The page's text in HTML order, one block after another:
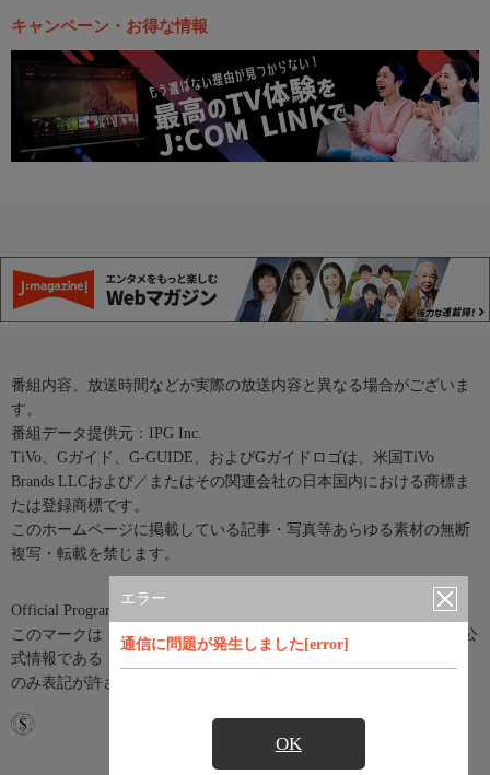
エラー
通信に問題が発生しました[error]
OK
キャンペーン・お得な情報
番組内容、放送時間などが実際の放送内容と異なる場合がございま
す。
番組データ提供元：IPG Inc.
TiVo、Gガイド、G-GUIDE、およびGガイドロゴは、米国TiVo
Brands LLCおよび／またはその関連会社の日本国内における商標ま
たは登録商標です。
このホームページに掲載している記事・写真等あらゆる素材の無断
複写・転載を禁じます。
Official Program Data Mark（公式番組情報マーク）
このマークは「Official Program Data Mark」といい、テレビ番組の公
式情報である「SI(Service Information)情報」を利用したサービスに
のみ表記が許されているマークです。